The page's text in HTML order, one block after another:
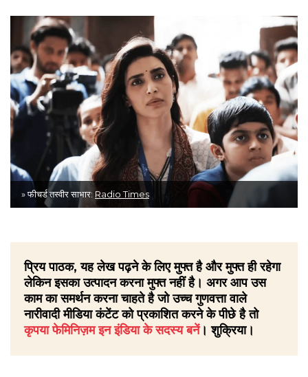
» फीचर्ड तस्वीर साभार: Radio Times
प्रिय पाठक, यह लेख पढ़ने के लिए मुफ्त है और मुफ्त ही रहेगा
लेकिन इसका उत्पादन करना मुफ्त नहीं है। अगर आप उस
काम का समर्थन करना चाहते है जो उच्च गुणवत्ता वाले
नारीवादी मीडिया कंटेंट को प्रकाशित करने के पीछे है तो
कृपया फेमिनिज़म इन इंडिया के सदस्य बनें। शुक्रिया।